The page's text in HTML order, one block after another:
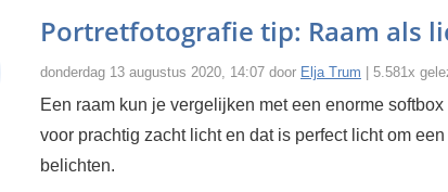
Portretfotografie tip: Raam als
donderdag 13 augustus 2020, 14:07 door Elja Trum | 5.581x
Een raam kun je vergelijken met een enorme
voor prachtig zacht licht en dat is perfect licht om
belichten.